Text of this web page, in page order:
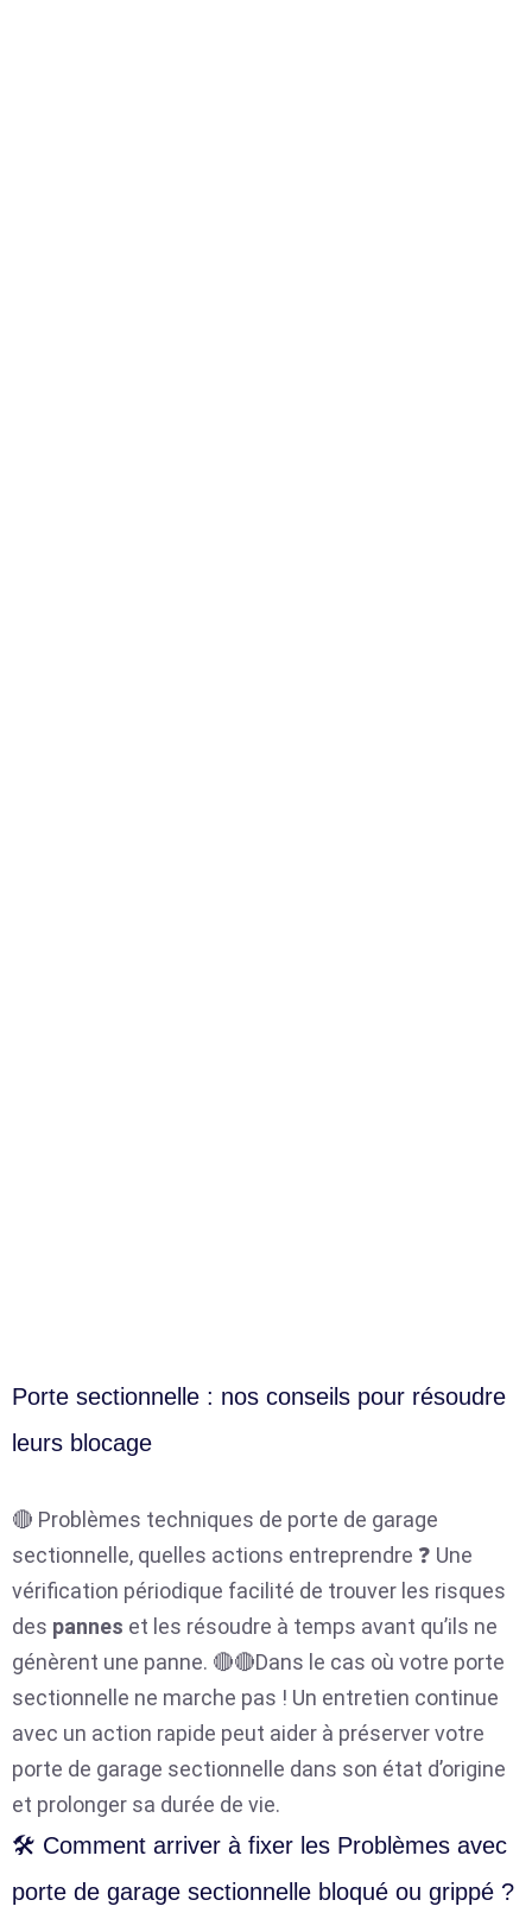
Porte sectionnelle : nos conseils pour résoudre
leurs blocage
🔴 Problèmes techniques de porte de garage
sectionnelle, quelles actions entreprendre ❓ Une
vérification périodique facilité de trouver les risques
des pannes et les résoudre à temps avant qu’ils ne
génèrent une panne. 🔴🔴Dans le cas où votre porte
sectionnelle ne marche pas ! Un entretien continue
avec un action rapide peut aider à préserver votre
porte de garage sectionnelle dans son état d’origine
et prolonger sa durée de vie.
🛠️ Comment arriver à fixer les Problèmes avec
porte de garage sectionnelle bloqué ou grippé ?